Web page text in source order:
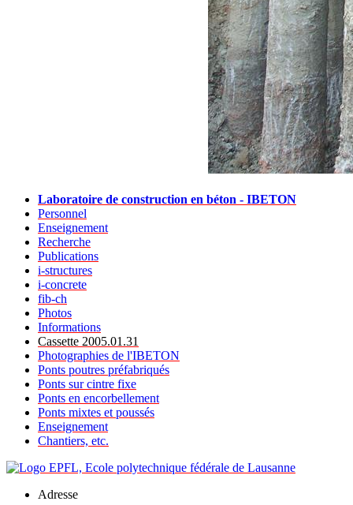
Laboratoire de construction en béton - IBETON
Personnel
Enseignement
Recherche
Publications
i-structures
i-concrete
fib-ch
Photos
Informations
Cassette 2005.01.31
Photographies de l'IBETON
Ponts poutres préfabriqués
Ponts sur cintre fixe
Ponts en encorbellement
Ponts mixtes et poussés
Enseignement
Chantiers, etc.
Adresse